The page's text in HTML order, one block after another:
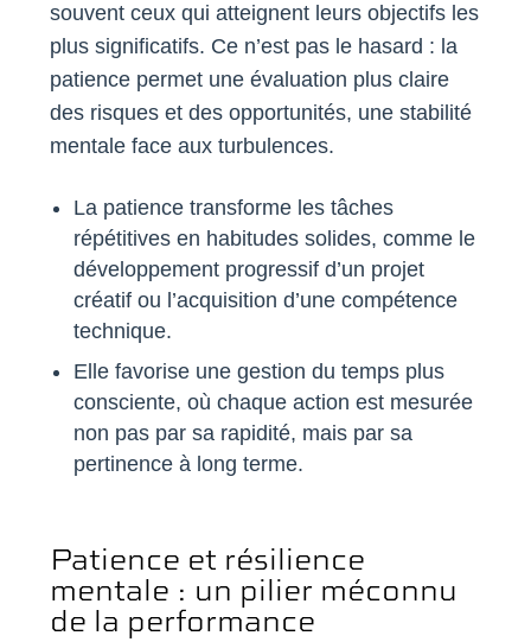
souvent ceux qui atteignent leurs objectifs les
plus significatifs. Ce n’est pas le hasard : la
patience permet une évaluation plus claire
des risques et des opportunités, une stabilité
mentale face aux turbulences.
La patience transforme les tâches
répétitives en habitudes solides, comme le
développement progressif d’un projet
créatif ou l’acquisition d’une compétence
technique.
Elle favorise une gestion du temps plus
consciente, où chaque action est mesurée
non pas par sa rapidité, mais par sa
pertinence à long terme.
Patience et résilience
mentale : un pilier méconnu
de la performance